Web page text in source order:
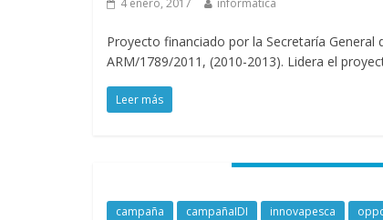
4 enero, 2017 informatica
Proyecto financiado por la Secretaría General
ARM/1789/2011, (2010-2013). Lidera el
Leer más
campaña campañaIDI innovapesca